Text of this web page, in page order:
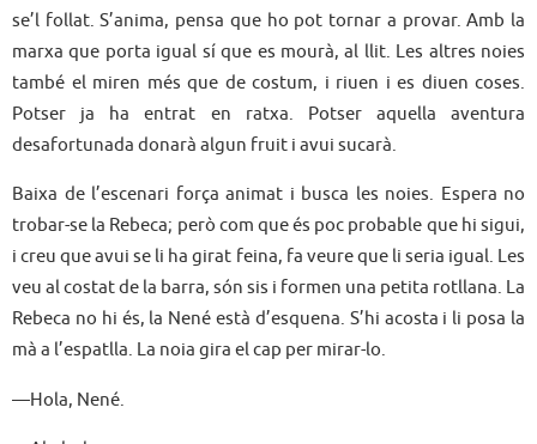
se’l follat. S’anima, pensa que ho pot tornar a provar. Amb la
marxa que porta igual sí que es mourà, al llit. Les altres noies
també el miren més que de costum, i riuen i es diuen coses.
Potser ja ha entrat en ratxa. Potser aquella aventura
desafortunada donarà algun fruit i avui sucarà.
Baixa de l’escenari força animat i busca les noies. Espera no
trobar-se la Rebeca; però com que és poc probable que hi sigui,
i creu que avui se li ha girat feina, fa veure que li seria igual. Les
veu al costat de la barra, són sis i formen una petita rotllana. La
Rebeca no hi és, la Nené està d’esquena. S’hi acosta i li posa la
mà a l’espatlla. La noia gira el cap per mirar-lo.
—Hola, Nené.